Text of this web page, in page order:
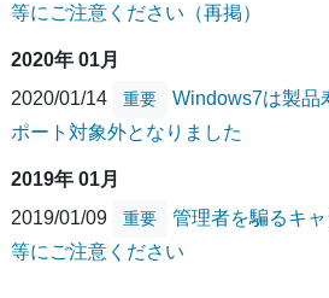
等にご注意ください（再掲）
2020年 01月
2020/01/14
重要
Windows7は製品
ポート対象外となりました
2019年 01月
2019/01/09
重要
管理者を騙るキ
等にご注意ください